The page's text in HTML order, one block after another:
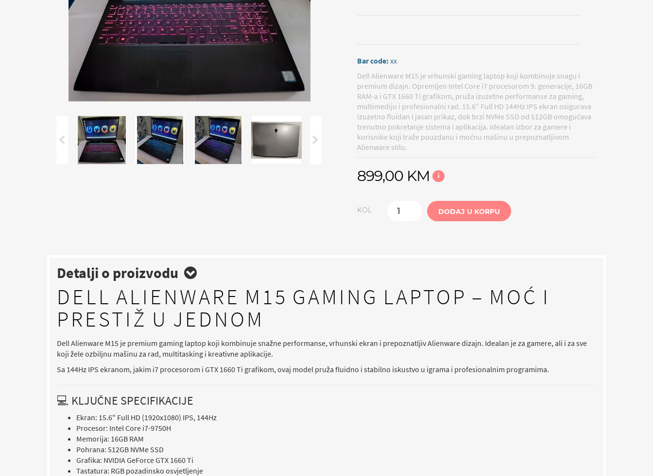
Bar code:xx
Dell Alienware M15 je vrhunski gaming laptop koji kombinuje snagu i
premium dizajn. Opremljen Intel Core i7 procesorom 9. generacije, 16GB
RAM-a i GTX 1660 Ti grafikom, pruža izuzetne performanse za gaming,
multimediju i profesionalni rad. 15.6” Full HD 144Hz IPS ekran osigurava
izuzetno fluidan i jasan prikaz, dok brzi NVMe SSD od 512GB omogućava
trenutno pokretanje sistema i aplikacija. Idealan izbor za gamere i
korisnike koji traže pouzdanu i moćnu mašinu u prepoznatljivom
Alienware stilu.
899,00 KM i
KOL DODAJ U KORPU
Detalji o proizvodu
DELL ALIENWARE M15 GAMING LAPTOP – MOĆ I
PRESTIŽ U JEDNOM
Dell Alienware M15 je premium gaming laptop koji kombinuje snažne performanse, vrhunski ekran i prepoznatljiv Alienware dizajn. Idealan je za gamere, ali i za sve
koji žele ozbiljnu mašinu za rad, multitasking i kreativne aplikacije.
Sa 144Hz IPS ekranom, jakim i7 procesorom i GTX 1660 Ti grafikom, ovaj model pruža fluidno i stabilno iskustvo u igrama i profesionalnim programima.
💻 KLJUČNE SPECIFIKACIJE
Ekran: 15.6" Full HD (1920x1080) IPS, 144Hz
Procesor: Intel Core i7-9750H
Memorija: 16GB RAM
Pohrana: 512GB NVMe SSD
Grafika: NVIDIA GeForce GTX 1660 Ti
Tastatura: RGB pozadinsko osvjetljenje